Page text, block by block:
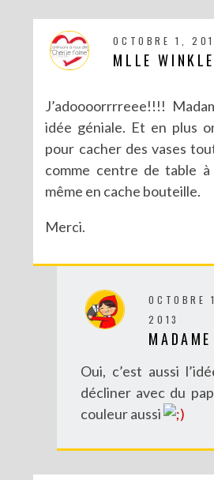
DIY CRÉE TON BULLET JOURNAL (AVEC
RECETTES ET CRÉATIONS POUR DES FÊTES
OCTOBRE 1,
MLLE WINKLE
J’adoooorrrreee!!!!
idée géniale. Et en plus
pour cacher des vases
comme centre de table
même en cache bouteille.
Merci.
OCTOBRE
2013
Oui, c’est aussi
décliner avec du
couleur aussi